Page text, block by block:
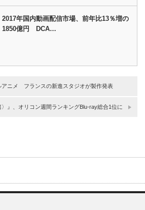
2017年国内動画配信市場、前年比13％増の
1850億円 DCA…
アニメ フランスの新進スタジオが製作発表
〉』、オリコン週間ランキングBlu-ray総合1位に